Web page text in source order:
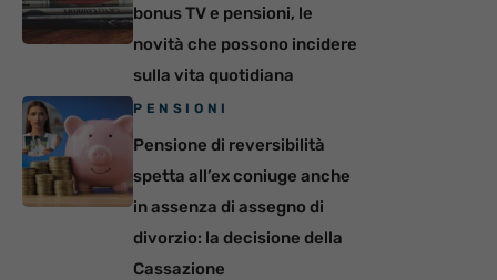
bonus TV e pensioni, le
novità che possono incidere
sulla vita quotidiana
PENSIONI
Pensione di reversibilità
spetta all’ex coniuge anche
in assenza di assegno di
divorzio: la decisione della
Cassazione